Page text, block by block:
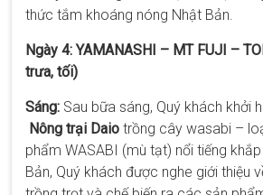
thức tắm khoáng nóng Nhật Bản.
Ngày 4: YAMANASHI – MT FUJI –
trưa, tối)
Sáng: Sau bữa sáng, Quý khách khởi
Nông trại Daio trồng cây wasabi –
phẩm WASABI (mù tạt) nổi tiếng
Bản, Quý khách được nghe giới thiệu